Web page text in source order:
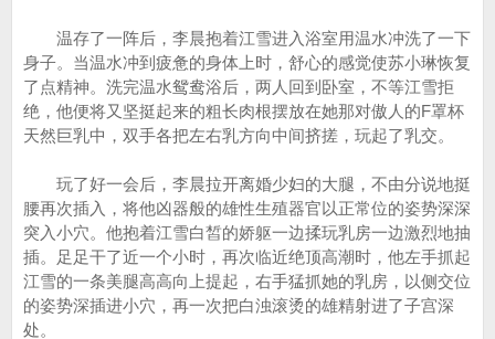
温存了一阵后，李晨抱着江雪进入浴室用温水冲洗了一下
身子。当温水冲到疲惫的身体上时，舒心的感觉使苏小琳恢复
了点精神。洗完温水鸳鸯浴后，两人回到卧室，不等江雪拒
绝，他便将又坚挺起来的粗长肉根摆放在她那对傲人的F罩杯
天然巨乳中，双手各把左右乳方向中间挤搓，玩起了乳交。
玩了好一会后，李晨拉开离婚少妇的大腿，不由分说地挺
腰再次插入，将他凶器般的雄性生殖器官以正常位的姿势深深
突入小穴。他抱着江雪白皙的娇躯一边揉玩乳房一边激烈地抽
插。足足干了近一个小时，再次临近绝顶高潮时，他左手抓起
江雪的一条美腿高高向上提起，右手猛抓她的乳房，以侧交位
的姿势深插进小穴，再一次把白浊滚烫的雄精射进了子宫深
处。